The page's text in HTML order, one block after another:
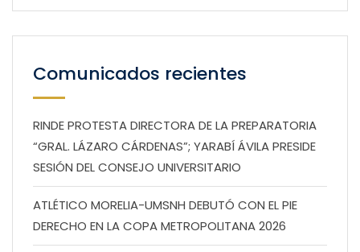
Comunicados recientes
RINDE PROTESTA DIRECTORA DE LA PREPARATORIA
“GRAL. LÁZARO CÁRDENAS”; YARABÍ ÁVILA PRESIDE
SESIÓN DEL CONSEJO UNIVERSITARIO
ATLÉTICO MORELIA-UMSNH DEBUTÓ CON EL PIE
DERECHO EN LA COPA METROPOLITANA 2026